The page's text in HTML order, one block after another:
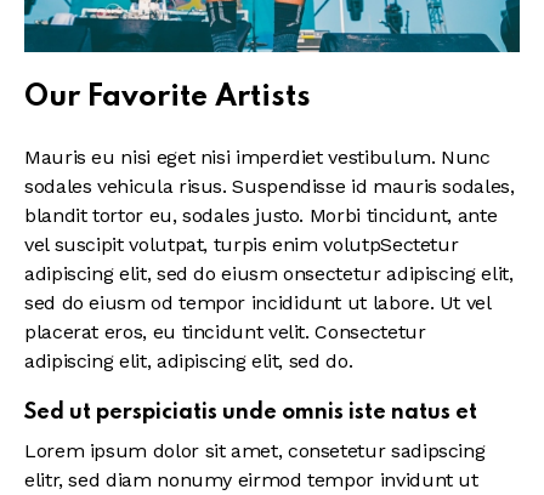
Our Favorite Artists
Mauris eu nisi eget nisi imperdiet vestibulum. Nunc
sodales vehicula risus. Suspendisse id mauris sodales,
blandit tortor eu, sodales justo. Morbi tincidunt, ante
vel suscipit volutpat, turpis enim volutpSectetur
adipiscing elit, sed do eiusm onsectetur adipiscing elit,
sed do eiusm od tempor incididunt ut labore. Ut vel
placerat eros, eu tincidunt velit. Consectetur
adipiscing elit, adipiscing elit, sed do.
Sed ut perspiciatis unde omnis iste natus et
Lorem ipsum dolor sit amet, consetetur sadipscing
elitr, sed diam nonumy eirmod tempor invidunt ut